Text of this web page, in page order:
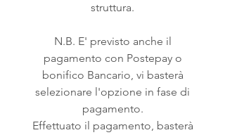
struttura.
N.B. E' previsto anche il
pagamento con Postepay o
bonifico Bancario, vi basterà
selezionare l'opzione in fase di
pagamento.
Effettuato il pagamento, basterà